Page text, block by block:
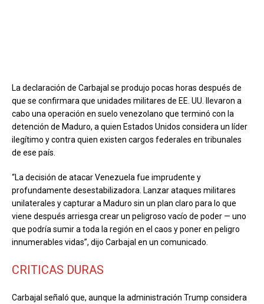
La declaración de Carbajal se produjo pocas horas después de
que se confirmara que unidades militares de EE. UU. llevaron a
cabo una operación en suelo venezolano que terminó con la
detención de Maduro, a quien Estados Unidos considera un líder
ilegítimo y contra quien existen cargos federales en tribunales
de ese país.
“La decisión de atacar Venezuela fue imprudente y
profundamente desestabilizadora. Lanzar ataques militares
unilaterales y capturar a Maduro sin un plan claro para lo que
viene después arriesga crear un peligroso vacío de poder — uno
que podría sumir a toda la región en el caos y poner en peligro
innumerables vidas”, dijo Carbajal en un comunicado.
CRITICAS DURAS
Carbajal señaló que, aunque la administración Trump considera